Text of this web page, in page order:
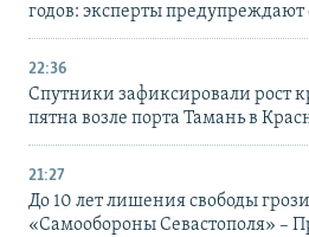
годов: эксперты предупреждают
22:36
Спутники зафиксировали рост
пятна возле порта Тамань в
21:27
До 10 лет лишения свободы
«Самообороны Севастополя» –